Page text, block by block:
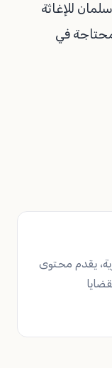
للإغاثة
في
يقدم محتوى